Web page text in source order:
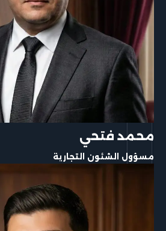
محمد فتحي
مسؤول الشئون التجارية